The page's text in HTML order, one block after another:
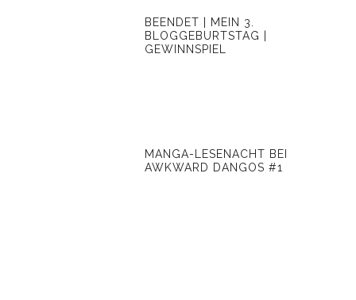
BEENDET | MEIN 3.
BLOGGEBURTSTAG |
GEWINNSPIEL
MANGA-LESENACHT BEI
AWKWARD DANGOS #1